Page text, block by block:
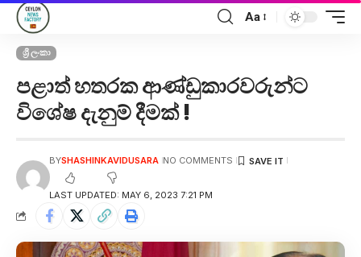
Aa
ශ්‍රී ලංකා
පළාත් හතරක ආණ්ඩුකාරවරුන්ට
විශේෂ දැනුම් දීමක් !
LAST UPDATED: MAY 6, 2023 7:21 PM
BYSHASHINKAVIDUSARA NO COMMENTS